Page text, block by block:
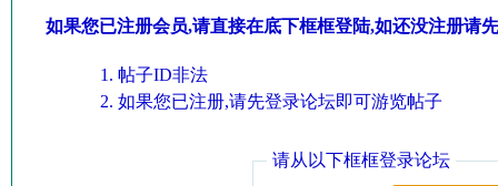
如果您已注册会员,请直接在底下框框登陆,如还没注册请
帖子ID非法
如果您已注册,请先登录论坛即可游览帖子
请从以下框框登录论坛